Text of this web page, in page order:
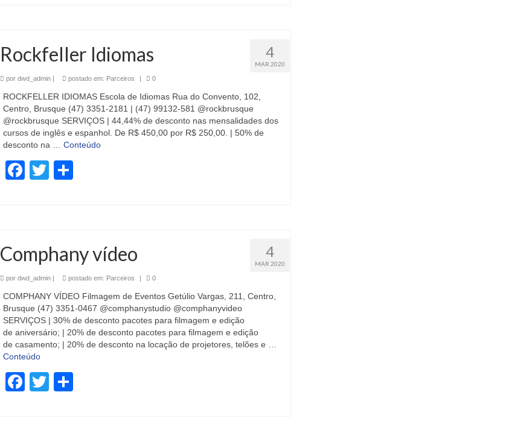
4
MAR 2020
Rockfeller Idiomas
por dwd_admin| postado em: Parceiros | 0
ROCKFELLER IDIOMAS Escola de Idiomas Rua do Convento, 102,
Centro, Brusque (47) 3351-2181 | (47) 99132-581 @rockbrusque
@rockbrusque SERVIÇOS | 44,44% de desconto nas mensalidades dos
cursos de inglês e espanhol. De R$ 450,00 por R$ 250,00. | 50% de
desconto na … Conteúdo
Facebook
Twitter
4
MAR 2020
Comphany vídeo
por dwd_admin| postado em: Parceiros | 0
COMPHANY VÍDEO Filmagem de Eventos Getúlio Vargas, 211, Centro,
Brusque (47) 3351-0467 @comphanystudio @comphanyvideo
SERVIÇOS | 30% de desconto pacotes para filmagem e edição
de aniversário; | 20% de desconto pacotes para filmagem e edição
de casamento; | 20% de desconto na locação de projetores, telões e …
Conteúdo
Facebook
Twitter